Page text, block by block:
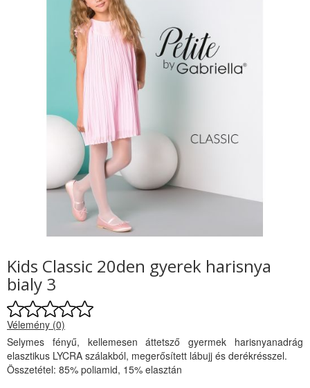
Kids Classic 20den gyerek harisnya
bialy 3
Vélemény (0)
Selymes fényű, kellemesen áttetsző gyermek harisnyanadrág
elasztikus LYCRA szálakból, megerősített lábujj és derékrésszel.
Összetétel: 85% poliamid, 15% elasztán